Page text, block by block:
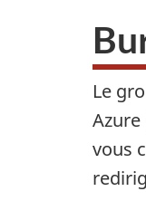
Le
Azure
vous